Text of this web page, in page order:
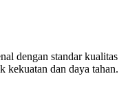
dengan standar kualitas
kekuatan dan daya tahan.